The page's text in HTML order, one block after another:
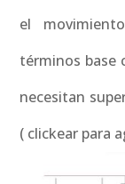
el
términos base
necesitan
( clickear para